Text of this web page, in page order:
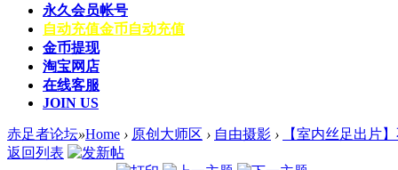
永久会员帐号
自动充值金币自动充值
金币提现
淘宝网店
在线客服
JOIN US
赤足者论坛»Home › 原创大师区 › 自由摄影 ›
【室内丝足出片
返回列表